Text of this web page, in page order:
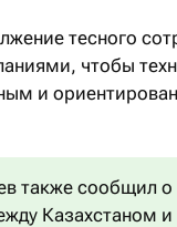
тесного
чтобы
и
также сообщил о
Казахстаном